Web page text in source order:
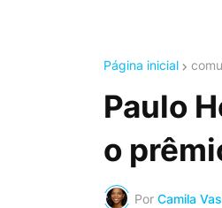
Página inicial
Paulo
o
Por Camila